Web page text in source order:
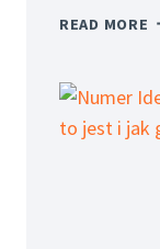
READ MORE